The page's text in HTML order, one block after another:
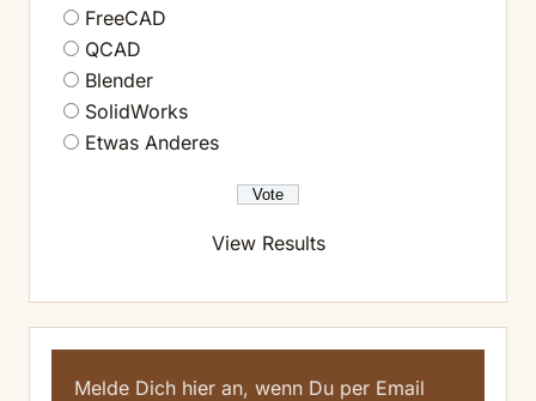
FreeCAD
QCAD
Blender
SolidWorks
Etwas Anderes
View Results
Melde Dich hier an, wenn Du per Email